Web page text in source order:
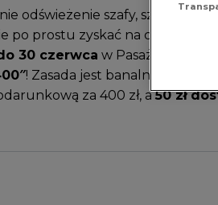
odświeżenie szafy, szukacie
po prostu zyskać na
30 czerwca w Pasażu
! Zasada jest banalnie prosta:
za 400 zł, a50 zł